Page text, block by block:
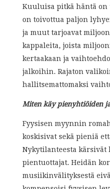
Kuuluisa pitkä häntä on
on toivottua paljon
ja muut tarjoavat
kappaleita, joista
kertaakaan ja
jalkoihin. Rajaton
hallitsemattomaksi
Miten käy pienyhtiöiden
Fyysisen myynnin
koskisivat sekä pieniä
Nykytilanteesta
pientuottajat. Heidän
musiikinvälityksestä